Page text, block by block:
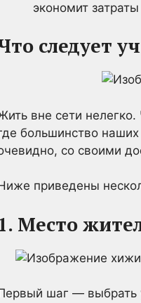
экономит
следует
вне сети
большинство
со своими
приведены
Место
шаг — выбрать